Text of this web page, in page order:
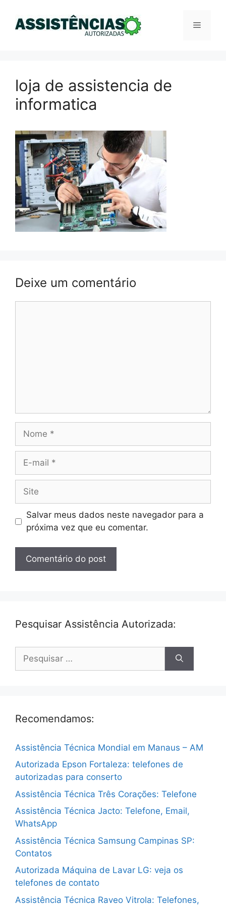
Menu
loja de assistencia de
informatica
Deixe um comentário
Nome
Site
Salvar meus dados neste navegador para a
próxima vez que eu comentar.
Pesquisar Assistência Autorizada:
por:
Recomendamos:
Assistência Técnica Mondial em Manaus – AM
Autorizada Epson Fortaleza: telefones de
autorizadas para conserto
Assistência Técnica Três Corações: Telefone
Assistência Técnica Jacto: Telefone, Email,
WhatsApp
Assistência Técnica Samsung Campinas SP:
Contatos
Autorizada Máquina de Lavar LG: veja os
telefones de contato
Assistência Técnica Raveo Vitrola: Telefones,